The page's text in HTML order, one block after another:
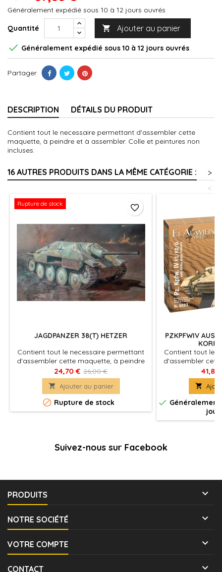
Généralement expédié sous 10 à 12 jours ouvrés
Quantité  Ajouter au panier
 Généralement expédié sous 10 à 12 jours ouvrés
Partager
DESCRIPTION DÉTAILS DU PRODUIT
Contient tout le necessaire permettant d'assembler cette
maquette, à peindre et à assembler. Colle et peintures non
incluses.
16 AUTRES PRODUITS DANS LA MÊME CATÉGORIE :
>
<
Rupture de stock
JAGDPANZER 38(T) HETZER
Contient tout le necessaire permettant
d'assembler cette maquette, à peindre
et à assembler. Colle et peintures non
incluses.
24,70 € 26,00 €
 Ajouter au panier
 Rupture de stock
favorite_border
PZKPFWIV
Contient tout le
d'assembler
et à assembler.
41,80

 Généralement
Suivez-nous sur Facebook
PRODUITS 
NOTRE SOCIÉTÉ 
VOTRE COMPTE 
CONTACT 